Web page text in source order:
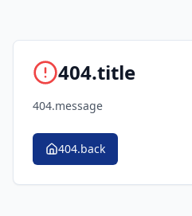
404.title
404.message
404.back